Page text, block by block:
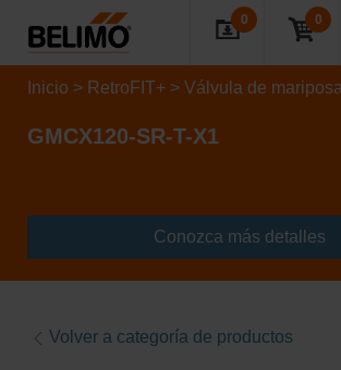
0 0
Inicio RetroFIT+ Válvula de
GMCX120-SR-T-X1
Conozca más detalles
Volver a categoría de productos